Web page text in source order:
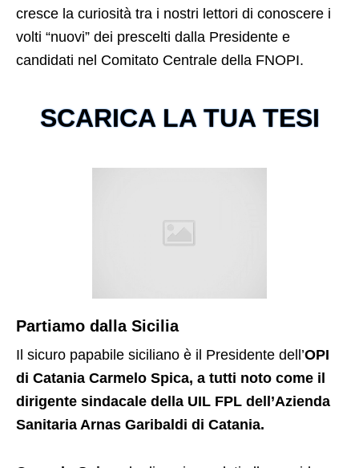
cresce la curiosità tra i nostri lettori di conoscere i
volti “nuovi” dei prescelti dalla Presidente e
candidati nel Comitato Centrale della FNOPI.
SCARICA LA TUA TESI
Partiamo dalla Sicilia
Il sicuro papabile siciliano è il Presidente dell’OPI
di Catania Carmelo Spica, a tutti noto come il
dirigente sindacale della UIL FPL dell’Azienda
Sanitaria Arnas Garibaldi di Catania.